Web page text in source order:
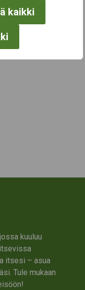
kaikki
kuuluu
itsesi – asua
Tule mukaan